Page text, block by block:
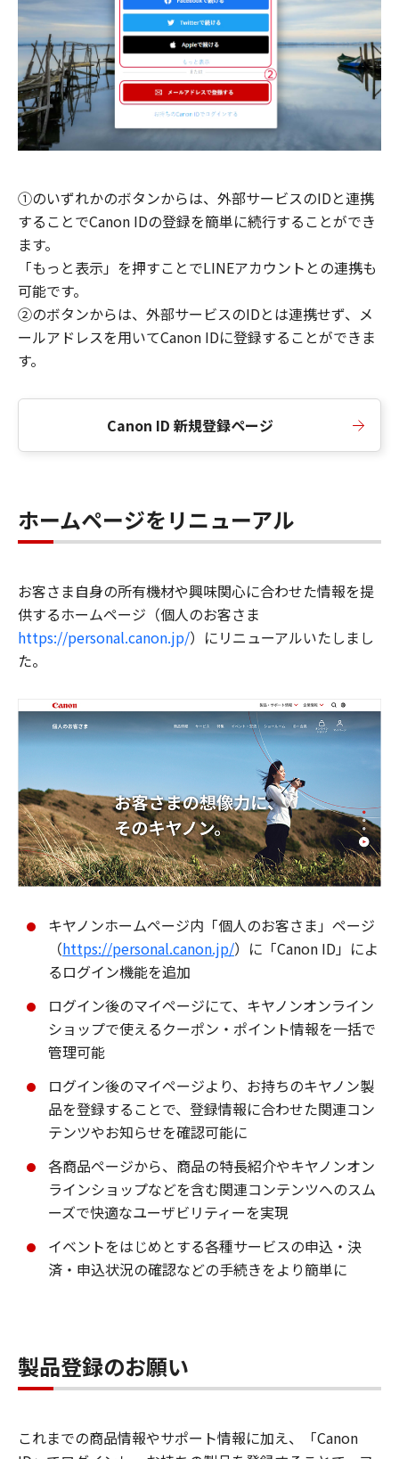
①のいずれかのボタンからは、外部サービスのIDと連携
することでCanon IDの登録を簡単に続行することができ
ます。
「もっと表示」を押すことでLINEアカウントとの連携も
可能です。
②のボタンからは、外部サービスのIDとは連携せず、メ
ールアドレスを用いてCanon IDに登録することができま
す。
Canon ID 新規登録ページ
ホームページをリニューアル
お客さま自身の所有機材や興味関心に合わせた情報を提
供するホームページ（個人のお客さま
https://personal.canon.jp/）にリニューアルいたしまし
た。
キヤノンホームページ内「個人のお客さま」ページ
（https://personal.canon.jp/）に「Canon ID」によ
るログイン機能を追加
ログイン後のマイページにて、キヤノンオンライン
ショップで使えるクーポン・ポイント情報を一括で
管理可能
ログイン後のマイページより、お持ちのキヤノン製
品を登録することで、登録情報に合わせた関連コン
テンツやお知らせを確認可能に
各商品ページから、商品の特長紹介やキヤノンオン
ラインショップなどを含む関連コンテンツへのスム
ーズで快適なユーザビリティーを実現
イベントをはじめとする各種サービスの申込・決
済・申込状況の確認などの手続きをより簡単に
製品登録のお願い
これまでの商品情報やサポート情報に加え、「Canon